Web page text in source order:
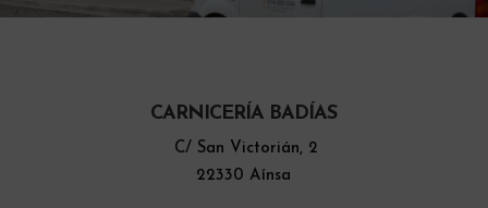
CARNICERÍA BADÍAS
C/ San Victorián, 2
22330 Aínsa